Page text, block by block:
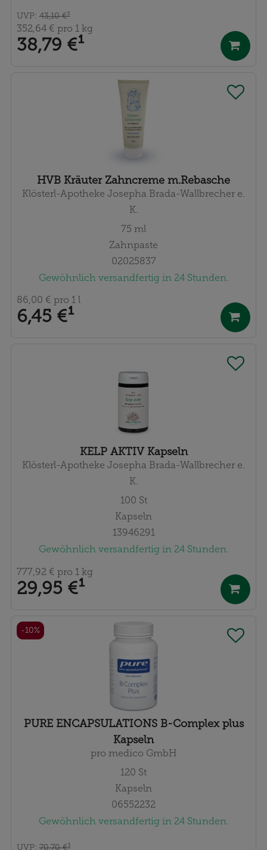
38,79 €¹
UVP: 43,10 €³
352,64 € pro 1 kg
HVB Kräuter Zahncreme m.Rebasche
Klösterl-Apotheke Josepha Brada-Wallbrecher e.
K.
75 ml
Zahnpaste
02025837
Gewöhnlich versandfertig in 24 Stunden.
6,45 €¹
86,00 € pro 1 l
KELP AKTIV Kapseln
Klösterl-Apotheke Josepha Brada-Wallbrecher e.
K.
100 St
Kapseln
13946291
Gewöhnlich versandfertig in 24 Stunden.
29,95 €¹
777,92 € pro 1 kg
PURE ENCAPSULATIONS B-Complex plus
Kapseln
pro medico GmbH
120 St
Kapseln
06552232
Gewöhnlich versandfertig in 24 Stunden.
UVP: 70,70 €³
-10%